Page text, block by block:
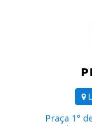
Praça 1°